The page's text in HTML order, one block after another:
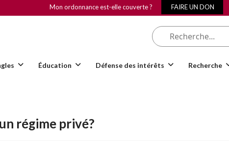
Éducation Défense des intérêts Recherche
Mon ordonnance est-elle couverte ? FAIRE UN DON
régime privé?